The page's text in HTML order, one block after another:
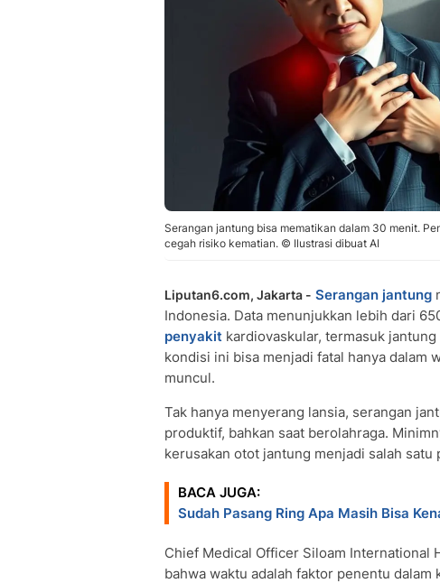
Serangan jantung bisa mematikan dalam 30 menit.
cegah risiko kematian. © Ilustrasi dibuat AI
Liputan6.com, Jakarta - Serangan jantung
Indonesia. Data menunjukkan lebih dari
penyakit kardiovaskular, termasuk
kondisi ini bisa menjadi fatal hanya dalam
muncul.
Tak hanya menyerang lansia, serangan
produktif, bahkan saat berolahraga.
kerusakan otot jantung menjadi salah
BACA JUGA:
Sudah Pasang Ring Apa Masih Bisa
Chief Medical Officer Siloam International
bahwa waktu adalah faktor penentu dalam